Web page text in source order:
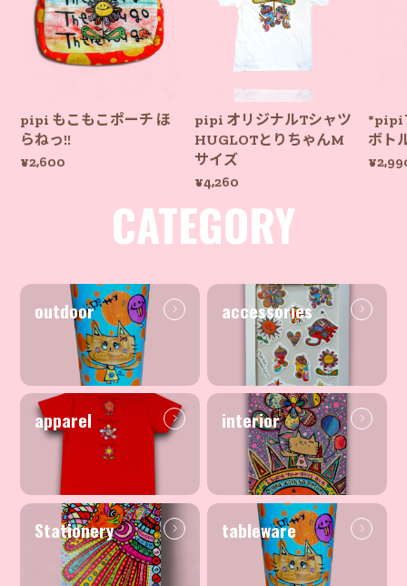
pipi もこもこポーチ ほ
らねっ!!
¥2,600
pipi オリジナルTシャツ
HUGLOTとりちゃんM
サイズ
¥4,260
*pipi
ボト
CATEGORY
outdoor accessories
apparel interior
Stationery tableware